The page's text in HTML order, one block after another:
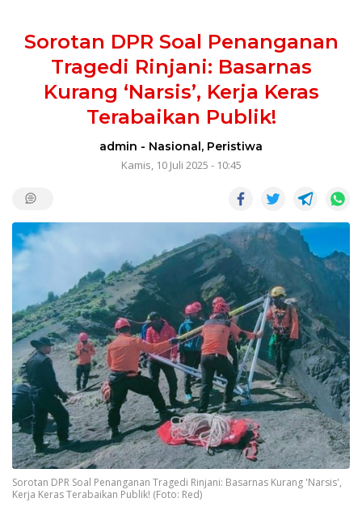
Sorotan DPR Soal Penanganan
Tragedi Rinjani: Basarnas
Kurang ‘Narsis’, Kerja Keras
Terabaikan Publik!
admin - Nasional, Peristiwa
Kamis, 10 Juli 2025 - 10:45
Sorotan DPR Soal Penanganan Tragedi Rinjani: Basarnas Kurang 'Narsis',
Kerja Keras Terabaikan Publik! (Foto: Red)